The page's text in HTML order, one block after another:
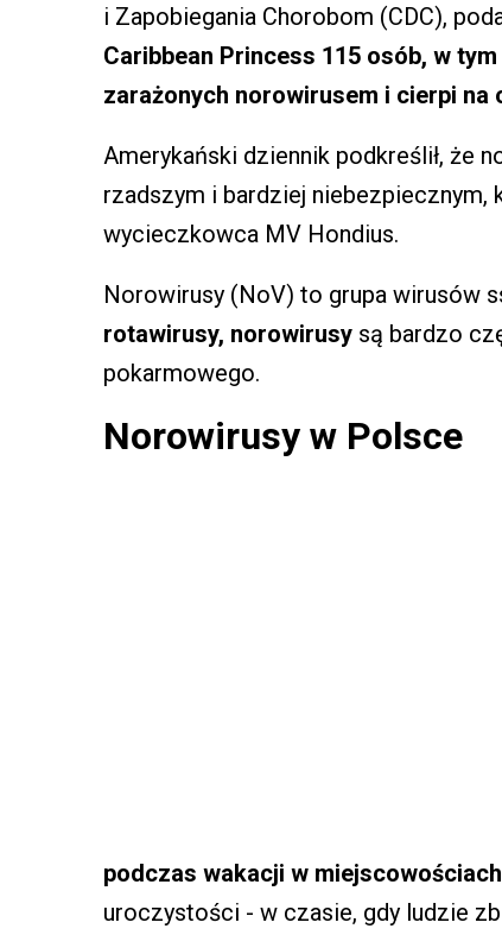
i Zapobiegania Chorobom (CDC),
Caribbean Princess 115 osób, w
zarażonych norowirusem i cierpi na
Amerykański dziennik podkreślił, że
rzadszym i bardziej niebezpiecznym,
wycieczkowca MV Hondius.
Norowirusy (NoV) to grupa wirusów
rotawirusy, norowirusy są bardzo
pokarmowego.
Norowirusy w Polsce
podczas wakacji w
uroczystości - w czasie, gdy ludzie